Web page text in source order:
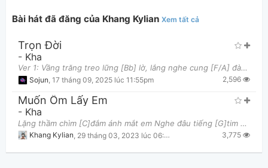
Bài hát đã đăng của Khang Kylian Xem tất cả
Trọn Đời
- Kha
Ver 1: Vầng trăng treo lững [Bb] lờ, lắng nghe cung [F/A] đàn Làn mây phủ [Gm7] mờ, phút giây chợt
Sojun, 17 tháng 09, 2025 lúc 11:55pm 2,596
Muốn Ôm Lấy Em
- Kha
Lặng thầm chìm [C]đắm ánh mắt em Nghe đâu tiếng [G]tim mình khờ dại Chuyện trò với [Am]bóng đêm C
Khang Kylian 29 tháng 03, 2023 lúc 06:52pm 3,775